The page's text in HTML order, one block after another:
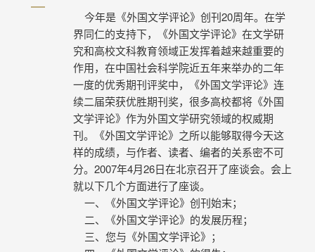
今年是《外国文学评论》创刊20周年。在学
界同仁的支持下，《外国文学评论》在文学研
究和高校文科教育领域正发挥着越来越重要的
作用，在中国社会科学院近五年来举办的二年
一度的优秀期刊评奖中，《外国文学评论》连
续二届荣获优胜期刊奖，很多高校都将《外国
文学评论》作为外国文学研究领域的权威期
刊。《外国文学评论》之所以能够取得今天这
样的成绩，与作者、读者、编者的关系密不可
分。2007年4月26日在北京召开了座谈会。会上
就以下几个方面进行了座谈。
一、《外国文学评论》创刊始末；
二、《外国文学评论》的发展历程；
三、您与《外国文学评论》；